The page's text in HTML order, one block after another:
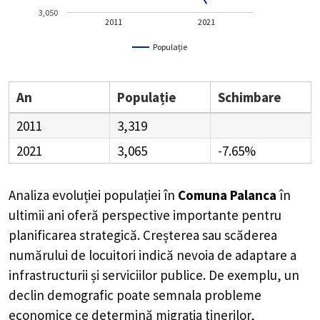
Populație
2011 2021
3,050
An Populație
Schimbare
2011
3,319
2021
3,065 -7.65%
Analiza evoluției populației în Comuna Palanca în
ultimii ani oferă perspective importante pentru
planificarea strategică. Creșterea sau scăderea
numărului de locuitori indică nevoia de adaptare a
infrastructurii și serviciilor publice. De exemplu, un
declin demografic poate semnala probleme
economice ce determină migrația tinerilor,